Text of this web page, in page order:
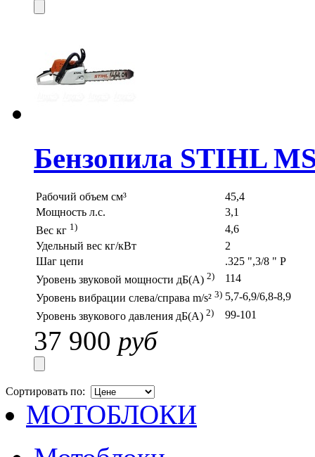
Бензопила STIHL
Рабочий объем см³
45,4
Мощность л.с.
3,1
Вес кг 1)
4,6
Удельный вес кг/кВт
2
Шаг цепи
.325 ",3/8 " P
Уровень звуковой мощности дБ(A) 2)
114
Уровень вибрации слева/справа m/s² 3) 5,7-6,9/6,8-8,9
Уровень звукового давления дБ(A) 2) 99-101
37 900 руб
Сортировать по:
МОТОБЛОКИ